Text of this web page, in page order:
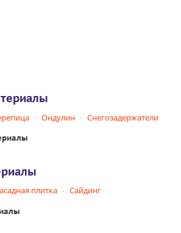
Ондулин Снегозадержатели
плитка Сайдинг